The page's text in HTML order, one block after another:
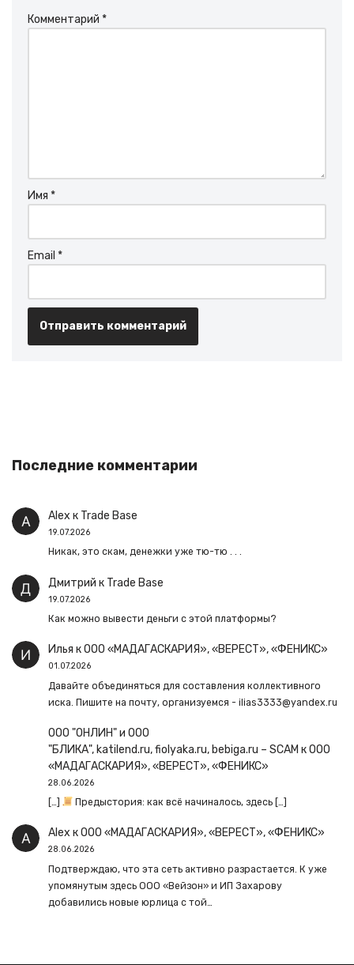
Комментарий *
Имя *
Email *
Последние комментарии
Alex к Trade Base
19.07.2026
Никак, это скам, денежки уже тю-тю . . .
Дмитрий к Trade Base
19.07.2026
Как можно вывести деньги с этой платформы?
Илья кООО «МАДАГАСКАРИЯ», «ВЕРЕСТ», «ФЕНИКС»
01.07.2026
Давайте объединяться для составления коллективного
иска. Пишите на почту, организуемся - ilias3333@yandex.ru
ООО "ОНЛИН" и ООО
"БЛИКА", katilend.ru, fiolyaka.ru, bebiga.ru – SCAM кООО
«МАДАГАСКАРИЯ», «ВЕРЕСТ», «ФЕНИКС»
28.06.2026
[…] Предыстория: как всё начиналось, здесь […]
Alex кООО «МАДАГАСКАРИЯ», «ВЕРЕСТ», «ФЕНИКС»
28.06.2026
Подтверждаю, что эта сеть активно разрастается. К уже
упомянутым здесь ООО «Вейзон» и ИП Захарову
добавились новые юрлица с той…